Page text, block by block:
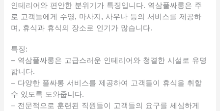
인테리어와 편안한 분위기가 특징입니다. 역삼풀싸롱은 주
로 고객들에게 수영, 마사지, 사우나 등의 서비스를 제공하
며, 휴식과 휴식의 장소로 인기가 많습니다.
특징:
– 역삼풀싸롱은 고급스러운 인테리어와 청결한 시설로 유명
합니다.
– 다양한 풀싸롱 서비스를 제공하여 고객들이 휴식을 취할
수 있도록 도와줍니다.
– 전문적으로 훈련된 직원들이 고객들의 요구를 세심하게